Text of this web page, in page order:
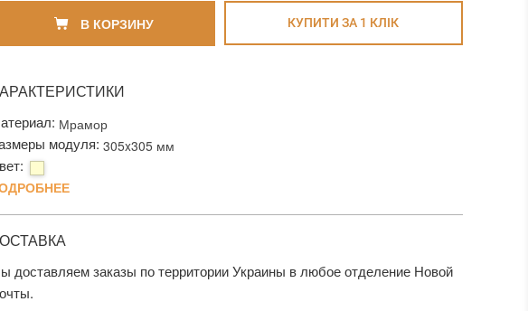
В КОРЗИНУ КУПИТИ ЗА 1 КЛIК
Мрамор
модуля: 305x305 мм
доставляем заказы по территории Украины в любое отделение Новой